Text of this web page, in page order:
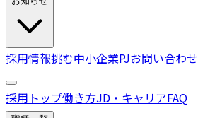
採用情報挑む中小企業PJお問い合わせ
採用トップ働き方JD・キャリアFAQ